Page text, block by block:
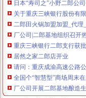
二郎田火锅加盟加盟_代
厂公司|二郎基地组织召开
重庆三峡银行二郎支行获
居然之家二郎店开业
请问：重庆成渝高速公路
全国个“智慧型”商场周末
厂公司开展二郎基地酿造
曾二郎的相册-你应该去开
【58同城】二郎庆典公司_